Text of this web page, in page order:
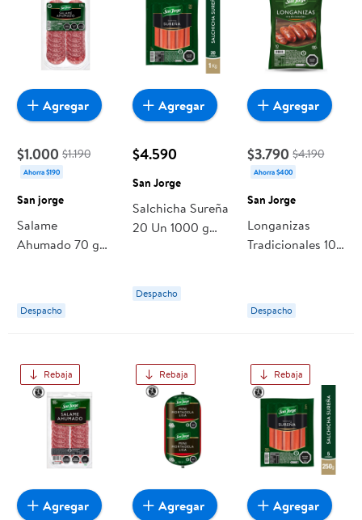
$1.000 $1.190
Ahorra $190
San jorge
Salame
Ahumado 70 g
Despacho
Agregar
$4.590
San Jorge
Salchicha Sureña
20 Un 1000 g
Despacho
Agregar
$3.790 $4.190
Ahorra $400
San Jorge
Longanizas
Tradicionales 10
Despacho
Agregar
Rebaja
Agregar
Rebaja
Agregar
Rebaja
Agregar